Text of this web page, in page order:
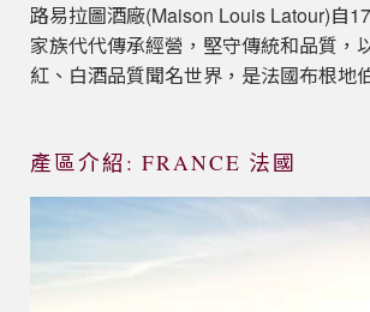
路易拉圖酒廠(Maison Louis Latour)自
家族代代傳承經營，堅守傳統和品質，
紅、白酒品質聞名世界，是法國布根地
產區介紹: FRANCE 法國